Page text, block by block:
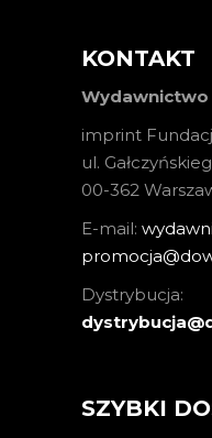
KONTAKT
imprint
ul.
00-362
E-mail:
Dystrybucja:
SZYBKI